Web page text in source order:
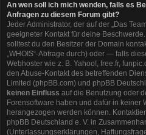
An wen soll ich mich wenden, falls es
Anfragen zu diesem Forum gibt?
Jeder Administrator, der auf der „Das
geeigneter Kontakt für deine
solltest du den Besitzer der Domain
„WHOIS“-Abfrage durch) oder — falls
Webhoster wie z. B. Yahoo!, free.fr,
den Abuse-Kontakt des betreffenden
Limited (phpBB.com) und phpBB
keinen Einfluss auf die Benutzung oder
Forensoftware haben und dafür in keiner
herangezogen werden können.
phpBB Deutschland e. V. in
(Unterlassungserklärungen,